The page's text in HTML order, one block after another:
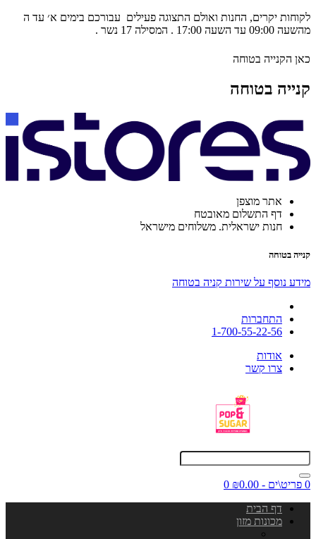
לקוחות יקרים, החנות ואולם התצוגה פעילים עבורכם בימים א׳ עד ה
מהשעה 09:00 עד השעה 17:00 . המסילה 17 נשר .
כאן הקנייה בטוחה
קנייה בטוחה
אתר מוצפן
דף התשלום מאובטח
חנות ישראלית. משלוחים מישראל
קנייה בטוחה
מידע נוסף על שירות קניה בטוחה
התחברות
1-700-55-22-56
אודות
צרו קשר
0 פריט\ים - ₪0.00
0
דף הבית
מכונות מזון